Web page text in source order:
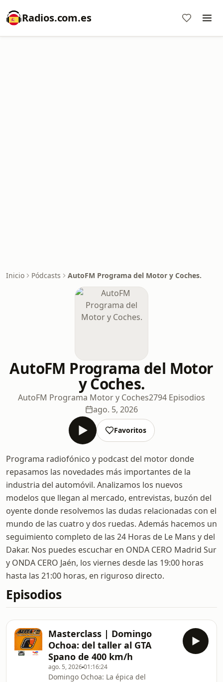
Radios.com.es
Inicio Pódcasts AutoFM Programa del Motor y Coches.
AutoFM Programa del Motor
y Coches.
AutoFM Programa Motor y Coches2794 Episodios
ago. 5, 2026
Favoritos
Programa radiofónico y podcast del motor donde
repasamos las novedades más importantes de la
industria del automóvil. Analizamos los nuevos
modelos que llegan al mercado, entrevistas, buzón del
oyente donde resolvemos las dudas relacionadas con el
mundo de las cuatro y dos ruedas. Además hacemos un
seguimiento completo de las 24 Horas de Le Mans y del
Dakar. Nos puedes escuchar en ONDA CERO Madrid Sur
y ONDA CERO Jaén, los viernes desde las 19:00 horas
hasta las 21:00 horas, en riguroso directo.
Episodios
Masterclass | Domingo
Ochoa: del taller al GTA
Spano de 400 km/h
ago. 5, 202601:16:24
Domingo Ochoa: La épica del